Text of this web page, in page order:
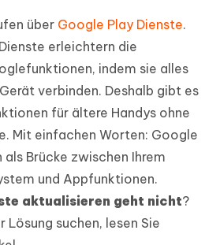
über Google Play Dienste.
erleichtern die
indem sie alles
verbinden. Deshalb gibt es
für ältere Handys ohne
Mit einfachen Worten: Google
als Brücke zwischen Ihrem
und Appfunktionen.
aktualisieren geht nicht?
Lösung suchen, lesen Sie